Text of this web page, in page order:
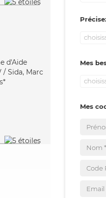
d'Aide
Sida, Marc
Mes
Mes